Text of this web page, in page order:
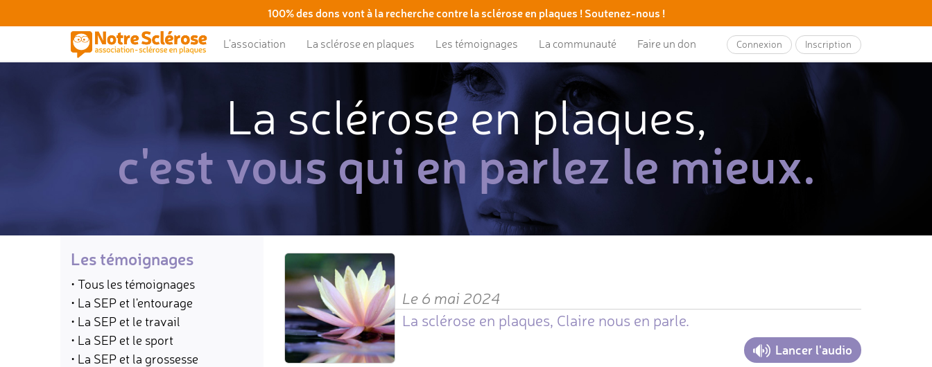
100% des dons vont à la recherche contre la sclérose en plaques ! Soutenez-nous !
L’association La sclérose en plaques Les témoignages La communauté Faire un don Connexion Inscription
La sclérose en plaques,
c'est vous qui en parlez le mieux.
Les témoignages
• Tous les témoignages
• La SEP et l'entourage
• La SEP et le travail
• La SEP et le sport
• La SEP et la grossesse
Le 6 mai 2024
La sclérose en plaques, Claire nous en parle.
Lancer l'audio